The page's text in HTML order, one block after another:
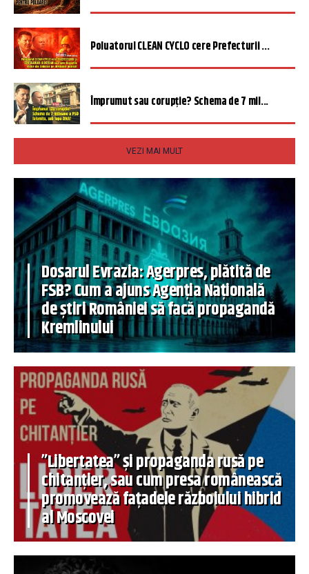
Poluatorul CLEAN CYCLO cere Prefecturii ...
Împrumut sau corupție? Schema de 7 mil...
VEZI MAI MULT
Dosarul Evrazia: Agerpres, plătită de
FSB? Cum a ajuns Agenția Națională
de știri României să facă propagandă
Kremlinului
”Libertatea” și propaganda rusă pe
chitanțier, sau cum presa românească
promovează fațadele războiului hibrid
al Moscovei